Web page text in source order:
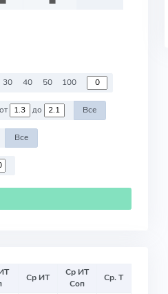
30 40 50 100
Победа от до Все
Все
Ср ИТ
Ср ИТ
Соп
Ср. Т